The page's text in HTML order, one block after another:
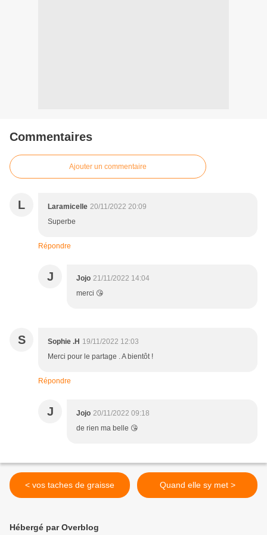
Commentaires
Ajouter un commentaire
L Laramicelle 20/11/2022 20:09
Superbe
Répondre
J Jojo 21/11/2022 14:04
merci 😘
S Sophie .H 19/11/2022 12:03
Merci pour le partage . A bientôt !
Répondre
J Jojo 20/11/2022 09:18
de rien ma belle 😘
< vos taches de graisse Quand elle sy met >
Hébergé par Overblog